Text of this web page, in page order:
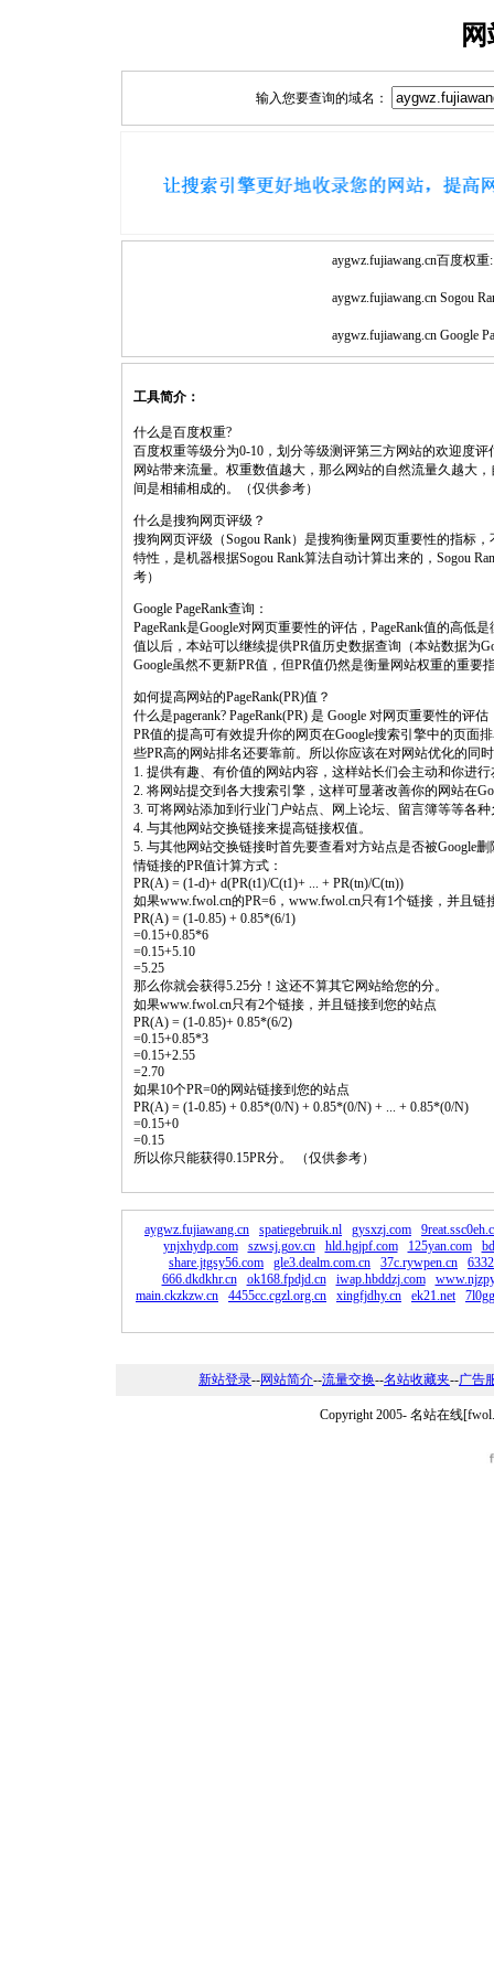
输入您要查询的域名：
aygwz.fujiawang.cn百度权重:
aygwz.fujiawang.cn Sogou
aygwz.fujiawang.cn Google
工具简介：
什么是百度权重?
百度权重等级分为0-10，划分等级测评第三方网站的欢迎度
网站带来流量。权重数值越大，那么网站的自然流量久越大
间是相辅相成的。（仅供参考）
什么是搜狗网页评级？
搜狗网页评级（Sogou Rank）是搜狗衡量网页重要性的指标
特性，是机器根据Sogou Rank算法自动计算出来的，Sogou
考）
Google PageRank查询：
PageRank是Google对网页重要性的评估，PageRank值的高
值以后，本站可以继续提供PR值历史数据查询（本站数据为
Google虽然不更新PR值，但PR值仍然是衡量网站权重的重要
如何提高网站的PageRank(PR)值？
什么是pagerank? PageRank(PR) 是 Google 对网页重要性的评估
PR值的提高可有效提升你的网页在Google搜索引擎中的页面
些PR高的网站排名还要靠前。所以你应该在对网站优化的同
1. 提供有趣、有价值的网站内容，这样站长们会主动和你进
2. 将网站提交到各大搜索引擎，这样可显著改善你的网站在
3. 可将网站添加到行业门户站点、网上论坛、留言簿等等各
4. 与其他网站交换链接来提高链接权值。
5. 与其他网站交换链接时首先要查看对方站点是否被Google
情链接的PR值计算方式：
PR(A) = (1-d)+ d(PR(t1)/C(t1)+ ... + PR(tn)/C(tn))
如果www.fwol.cn的PR=6，www.fwol.cn只有1个链接，并且链
PR(A) = (1-0.85) + 0.85*(6/1)
=0.15+0.85*6
=0.15+5.10
=5.25
那么你就会获得5.25分！这还不算其它网站给您的分。
如果www.fwol.cn只有2个链接，并且链接到您的站点
PR(A) = (1-0.85)+ 0.85*(6/2)
=0.15+0.85*3
=0.15+2.55
=2.70
如果10个PR=0的网站链接到您的站点
PR(A) = (1-0.85) + 0.85*(0/N) + 0.85*(0/N) + ... + 0.85*(0/N)
=0.15+0
=0.15
所以你只能获得0.15PR分。 （仅供参考）
aygwz.fujiawang.cn spatiegebruik.nl gysxzj.com
ynjxhydp.com
szwsj.gov.cn hld.hgjpf.com 125yan.com
share.jtgsy56.com
gle3.dealm.com.cn 37c.rywpen.cn
666.dkdkhr.cn
ok168.fpdjd.cn iwap.hbddzj.com
main.ckzkzw.cn
4455cc.cgzl.org.cn xingfjdhy.cn ek21.net
新站登录--网站简介--流量交换--名站收藏夹--广告
Copyright 2005- 名站在线